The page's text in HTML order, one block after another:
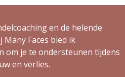
en de helende
Faces bied ik
om je te ondersteunen tijdens
en verlies.